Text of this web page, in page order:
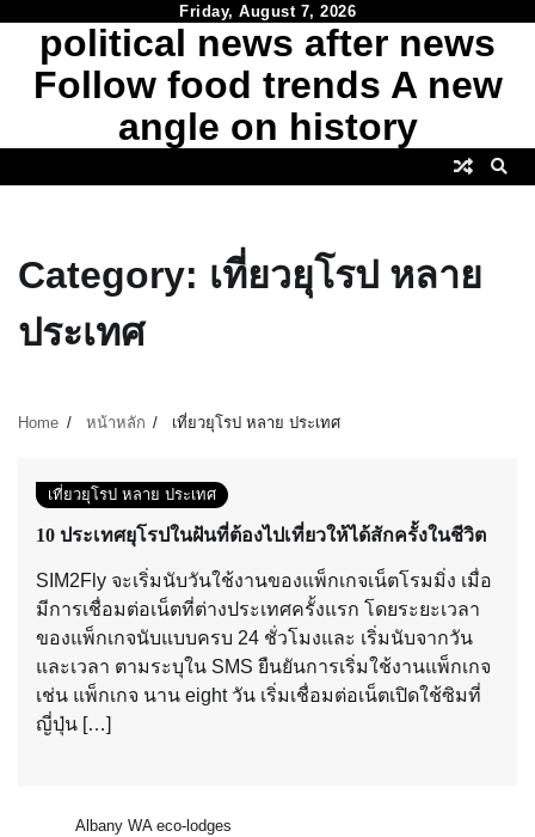
content
Friday, August 7, 2026
political news after news
Follow food trends A new
angle on history
Category: เที่ยวยุโรป หลาย
ประเทศ
Home หน้าหลัก เที่ยวยุโรป หลาย ประเทศ
เที่ยวยุโรป หลาย ประเทศ
10 ประเทศยุโรปในฝันที่ต้องไปเที่ยวให้ได้สักครั้งในชีวิต
SIM2Fly จะเริ่มนับวันใช้งานของแพ็กเกจเน็ตโรมมิ่ง เมื่อ
มีการเชื่อมต่อเน็ตที่ต่างประเทศครั้งแรก โดยระยะเวลา
ของแพ็กเกจนับแบบครบ 24 ชั่วโมงและ เริ่มนับจากวัน
และเวลา ตามระบุใน SMS ยืนยันการเริ่มใช้งานแพ็กเกจ
เช่น แพ็กเกจ นาน eight วัน เริ่มเชื่อมต่อเน็ตเปิดใช้ซิมที่
ญี่ปุ่น […]
Albany WA eco-lodges